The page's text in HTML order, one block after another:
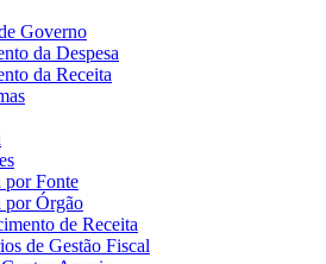
Governo
da Despesa
da Receita
por Fonte
por Órgão
de Receita
de Gestão Fiscal